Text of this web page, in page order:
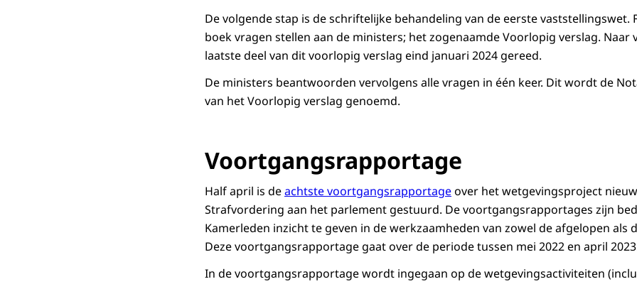
De volgende stap is de schriftelijke behandeling van de eerste vaststellingswet.
boek vragen stellen aan de ministers; het zogenaamde Voorlopig verslag. Naar
laatste deel van dit voorlopig verslag eind januari 2024 gereed.
De ministers beantwoorden vervolgens alle vragen in één keer. Dit wordt de
van het Voorlopig verslag genoemd.
Voortgangsrapportage
Half april is deachtste voortgangsrapportageover het wetgevingsproject
Strafvordering aan het parlement gestuurd. De voortgangsrapportages zijn
Kamerleden inzicht te geven in de werkzaamheden van zowel de afgelopen als
Deze voortgangsrapportage gaat over de periode tussen mei 2022 en april
In de voortgangsrapportage wordt ingegaan op de wetgevingsactiviteiten